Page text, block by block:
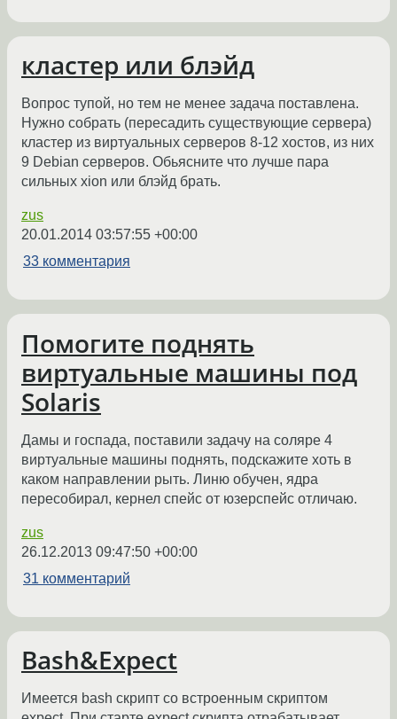
кластер или блэйд
Вопрос тупой, но тем не менее задача поставлена.
Нужно собрать (пересадить существующие сервера)
кластер из виртуальных серверов 8-12 хостов, из них
9 Debian серверов. Обьясните что лучше пара
сильных xion или блэйд брать.
zus
20.01.2014 03:57:55 +00:00
33 комментария
Помогите поднять
виртуальные машины под
Solaris
Дамы и госпада, поставили задачу на соляре 4
виртуальные машины поднять, подскажите хоть в
каком направлении рыть. Линю обучен, ядра
пересобирал, кернел спейс от юзерспейс отличаю.
zus
26.12.2013 09:47:50 +00:00
31 комментарий
Bash&Expect
Имеется bash скрипт со встроенным скриптом